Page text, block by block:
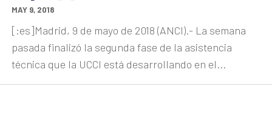
MAY 9, 2018
[:es]Madrid, 9 de mayo de 2018 (ANCI).- La semana
pasada finalizó la segunda fase de la asistencia
técnica que la UCCI está desarrollando en el...